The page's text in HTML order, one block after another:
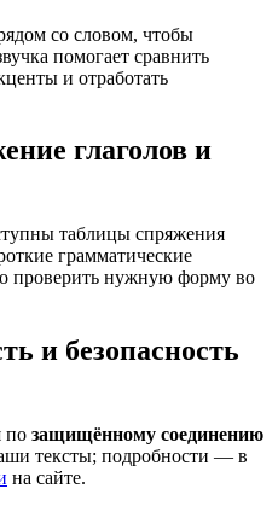
со словом, чтобы
помогает сравнить
и отработать
глаголов и
таблицы спряжения
грамматические
проверить нужную форму во
и безопасность
по защищённому соединению
тексты; подробности — в
на сайте.